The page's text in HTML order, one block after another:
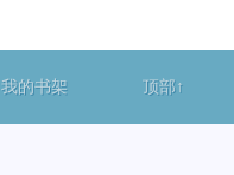
我的书架 顶部↑